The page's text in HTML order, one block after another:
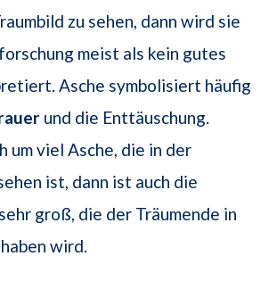
zu sehen, dann wird sie
meist als kein gutes
Asche symbolisiert häufig
und die Enttäuschung.
um viel Asche, die in der
ist, dann ist auch die
groß, die der Träumende in
wird.